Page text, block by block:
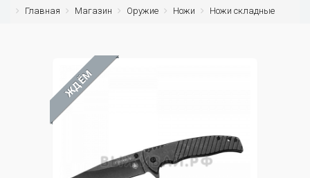
Главная Магазин Оружие Ножи Ножи складные
ЖДЁМ